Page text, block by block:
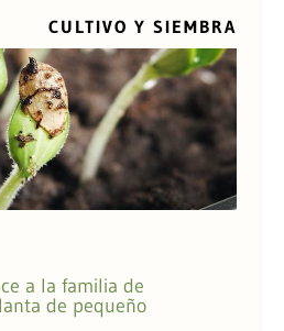
CULTIVO Y SIEMBRA
a la familia de
de pequeño